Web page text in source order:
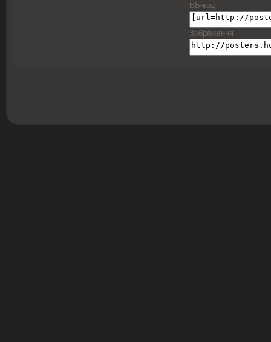
ББ-код
Зображення